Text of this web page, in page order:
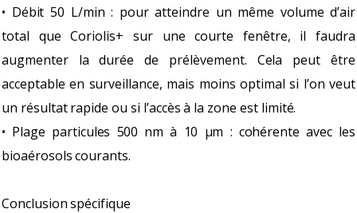
• Débit 50 L/min : pour atteindre un même volume d’air
total que Coriolis+ sur une courte fenêtre, il faudra
augmenter la durée de prélèvement. Cela peut être
acceptable en surveillance, mais moins optimal si l’on veut
un résultat rapide ou si l’accès à la zone est limité.
• Plage particules 500 nm à 10 µm : cohérente avec les
bioaérosols courants.
Conclusion spécifique